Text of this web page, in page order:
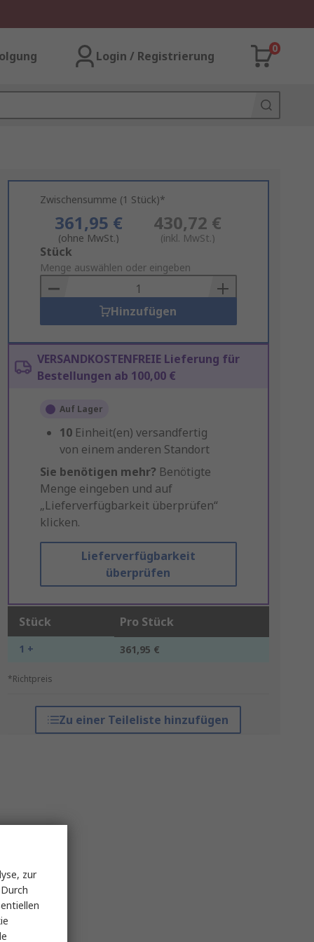
Login / Registrierung
0
Zwischensumme (1 Stück)*
361,95 €
(ohne MwSt.)
430,72 €
(inkl. MwSt.)
Add
to
Basket
Stück
Menge auswählen oder eingeben
Hinzufügen
VERSANDKOSTENFREIE Lieferung für
Bestellungen ab 100,00 €
Auf Lager
10 Einheit(en) versandfertig
von einem anderen Standort
Sie benötigen mehr? Benötigte
Menge eingeben und auf
„Lieferverfügbarkeit überprüfen“
klicken.
Lieferverfügbarkeit
überprüfen
Stück Pro Stück
1 + 361,95 €
*Richtpreis
Zu einer Teileliste hinzufügen
zur